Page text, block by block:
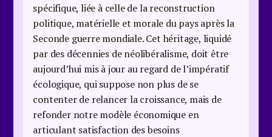
spécifique, liée à celle de la reconstruction
politique, matérielle et morale du pays après la
Seconde guerre mondiale. Cet héritage, liquidé
par des décennies de néolibéralisme, doit être
aujourd’hui mis à jour au regard de l’impératif
écologique, qui suppose non plus de se
contenter de relancer la croissance, mais de
refonder notre modèle économique en
articulant satisfaction des besoins